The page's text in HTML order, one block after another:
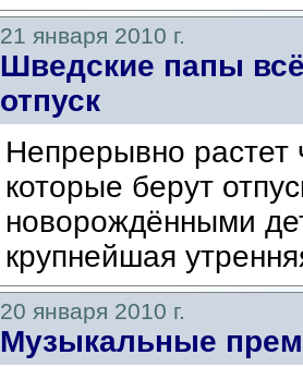
21 января 2010 г.
Шведские папы
отпуск
Непрерывно растет
которые берут
новорождёнными
крупнейшая
20 января 2010 г.
Музыкальные